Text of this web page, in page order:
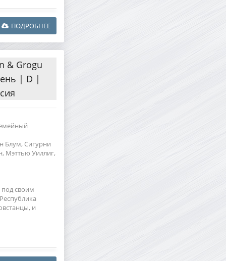
ПОДРОБНЕЕ
& Grogu
| D |
Блум, Сигурни
Мэттью Уиллиг,
своим
и